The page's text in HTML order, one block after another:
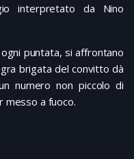
interpretato da Nino
puntata, si affrontano
brigata del convitto dà
numero non piccolo di
messo a fuoco.